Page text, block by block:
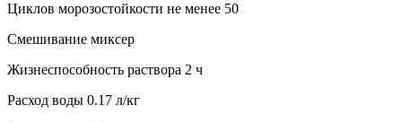
Циклов морозостойкости не менее 50
Смешивание миксер
Жизнеспособность раствора 2 ч
Расход воды 0.17 л/кг